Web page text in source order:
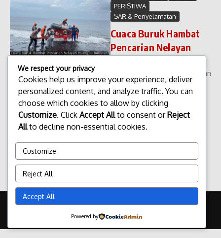
PERISTIWA
SAR & Penyelamatan
Cuaca Buruk Hambat
Pencarian Nelayan
Cuaca Buruk Hambat Pencarian
Nelayan Hilang di Bunutan.
Cuaca buruk yang melanda
perairan Bunutan dalam
beberapa hari terakhir
berdampak serius terhadap
nelayan yang di lapork...
admin Februari 12, 2026
Copyright © 2026 Update Terbaru Bali Portal News | Powered by
Majalah Berita X
We respect your privacy
Cookies help us improve your experience, deliver
personalized content, and analyze traffic. You can
choose which cookies to allow by clicking
Customize. Click Accept Allto consent orReject
Allto decline non-essential cookies.
Customize
Reject All
Accept All
Powered by